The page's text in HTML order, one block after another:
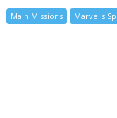
c
s
n
Main Missions Marvel's